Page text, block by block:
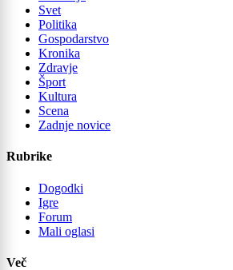
Svet
Politika
Gospodarstvo
Kronika
Zdravje
Šport
Kultura
Scena
Zadnje novice
Rubrike
Dogodki
Igre
Forum
Mali oglasi
Več